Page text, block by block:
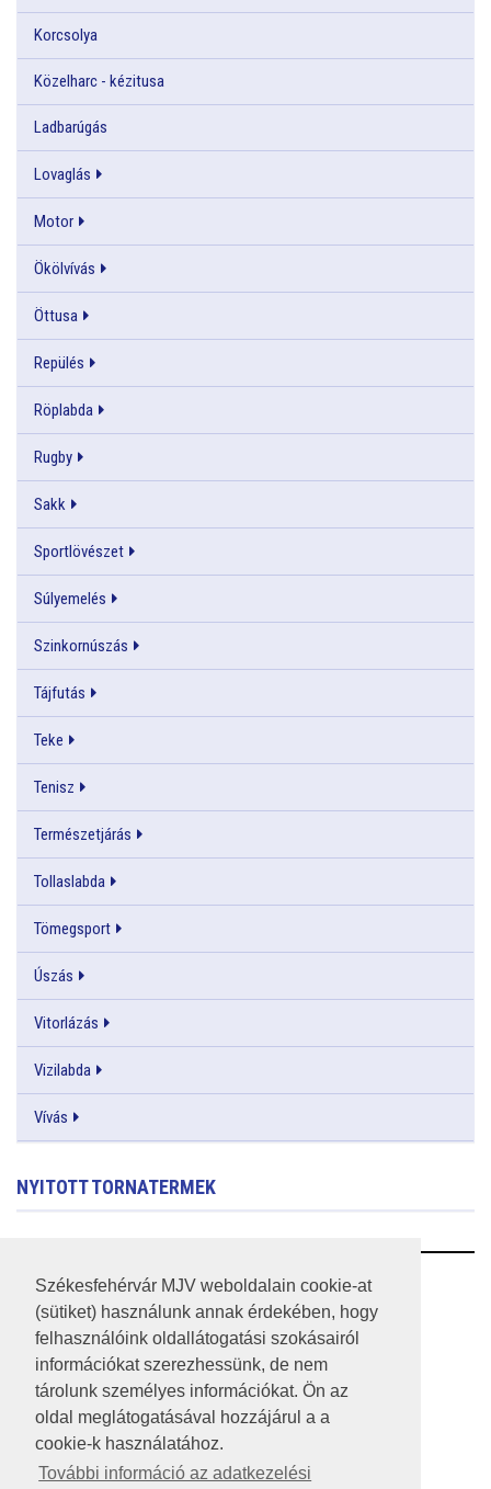
Székesfehérvár MJV weboldalain cookie-at
(sütiket) használunk annak érdekében, hogy
felhasználóink oldallátogatási szokásairól
információkat szerezhessünk, de nem
tárolunk személyes információkat. Ön az
oldal meglátogatásával hozzájárul a a
cookie-k használatához.
További információ az adatkezelési
Korcsolya
Közelharc - kézitusa
Ladbarúgás
Lovaglás
Motor
Ökölvívás
Öttusa
Repülés
Röplabda
Rugby
Sakk
Sportlövészet
Súlyemelés
Szinkornúszás
Tájfutás
Teke
Tenisz
Természetjárás
Tollaslabda
Tömegsport
Úszás
Vitorlázás
Vizilabda
Vívás
NYITOTT TORNATERMEK
RSS
A HONLAP 2017.03.31-I ÁLLAPOTA
JOGI NYILATKOZAT
IMPRESSZUM